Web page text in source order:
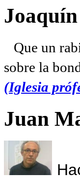
Que un
sobre la
(Iglesia
Juan